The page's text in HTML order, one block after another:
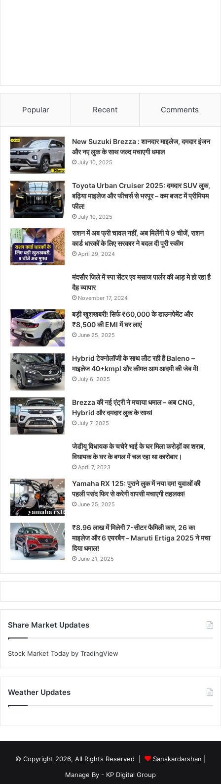
Popular Recent Comments
New Suzuki Brezza : शानदार माइलेज, दमदार इंजन
और नए लुक के साथ जल्द मचाएगी धमाल
July 10, 2025
Toyota Urban Cruiser 2025: दमदार SUV लुक,
बढ़िया माइलेज और फीचर्स से भरपूर – कम बजट में प्रीमियम
फील!
July 10, 2025
राशन में अब फ्री चावल नहीं, अब मिलेंगी ये 9 चीजें, राशन
कार्ड धारकों के लिए सरकार ने बदल दी पूरी स्कीम
April 29, 2024
मंदसौर जिले में स्पा सेंटर एव मसाज पार्लर की आड़ मे हो रहा है
दैह व्यापार
November 17, 2024
बड़ी खुशखबरी! सिर्फ ₹60,000 के डाउनपेमेंट और
₹8,500 की EMI में घर लाएं
June 25, 2025
Hybrid टेक्नोलॉजी के साथ लौट रही है Baleno –
माइलेज 40+kmpl और कीमत आम आदमी की जेब में!
July 6, 2025
Brezza की नई एंट्री ने मचाया धमाल – अब CNG,
Hybrid और दमदार लुक के साथ!
July 7, 2025
जेडीयू विधायक के चचेरे भाई के घर मिला करोड़ों का शराब,
विधायक के घर के बगल में चल रहा था कारोबार।
April 7, 2023
Yamaha RX 125: पुराने लुक में नया दम! युवाओं की
पहली पसंद फिर से करेगी वापसी मचाएगी तहलका!
June 25, 2025
₹8.96 लाख में मिलेगी 7-सीटर फैमिली कार, 26 का
माइलेज और 6 एयरबैग – Maruti Ertiga 2025 ने मचा
दिया धमाल!
June 21, 2025
Share Market Updates
Stock Market Today by TradingView
Weather Updates
© Copyright 2026, All Rights Reserved | Sanskardarshan
Manage By - KP Digital Group